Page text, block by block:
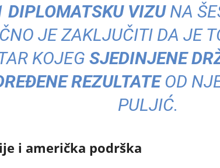
DIPLOMATSKU VIZUNA
JE ZAKLJUČITI DA JE
KOJEG SJEDINJENE
REZULTATEOD
PULJIĆ.
i američka podrška